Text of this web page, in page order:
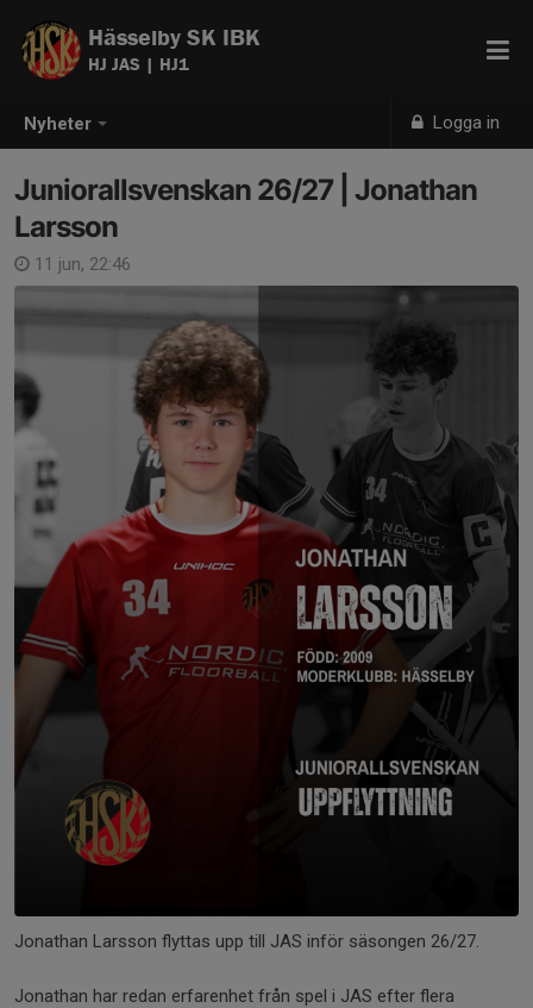
Nyheter Logga in
Hässelby SK IBK
HJ JAS | HJ1
Juniorallsvenskan 26/27 | Jonathan
Larsson
11 jun, 22:46
Jonathan Larsson flyttas upp till JAS inför säsongen 26/27.
Jonathan har redan erfarenhet från spel i JAS efter flera